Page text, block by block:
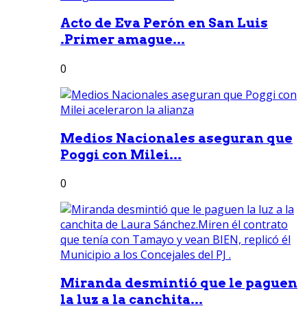
Acto de Eva Perón en San Luis
.Primer amague...
0
Medios Nacionales aseguran que
Poggi con Milei...
0
Miranda desmintió que le paguen
la luz a la canchita...